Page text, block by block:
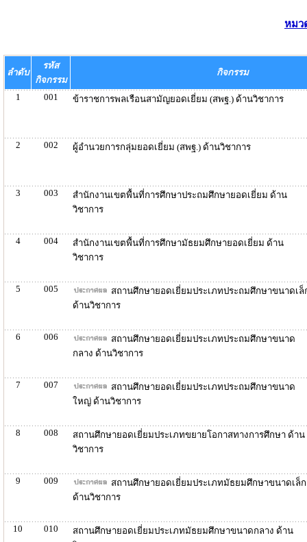
หมว
ลำดับ
รหัส
กิจกรรม
กิจกรรม
1 001 ข้าราชการพลเรือนสามัญยอดเยี่ยม (สพฐ.) ด้านวิชาการ
2 002 ผู้อำนวยการกลุ่มยอดเยี่ยม (สพฐ.) ด้านวิชาการ
3 003
สำนักงานเขตพื้นที่การศึกษาประถมศึกษายอดเยี่ยม ด้าน
วิชาการ
4 004
สำนักงานเขตพื้นที่การศึกษามัธยมศึกษายอดเยี่ยม ด้าน
วิชาการ
5 005
สถานศึกษายอดเยี่ยมประเภทประถมศึกษาขนาดเล็
ด้านวิชาการ
6 006
สถานศึกษายอดเยี่ยมประเภทประถมศึกษาขนาด
กลาง ด้านวิชาการ
7 007
สถานศึกษายอดเยี่ยมประเภทประถมศึกษาขนาด
ใหญ่ ด้านวิชาการ
8 008
สถานศึกษายอดเยี่ยมประเภทขยายโอกาสทางการศึกษา ด้าน
วิชาการ
9 009
สถานศึกษายอดเยี่ยมประเภทมัธยมศึกษาขนาดเล็ก
ด้านวิชาการ
10 010
สถานศึกษายอดเยี่ยมประเภทมัธยมศึกษาขนาดกลาง ด้าน